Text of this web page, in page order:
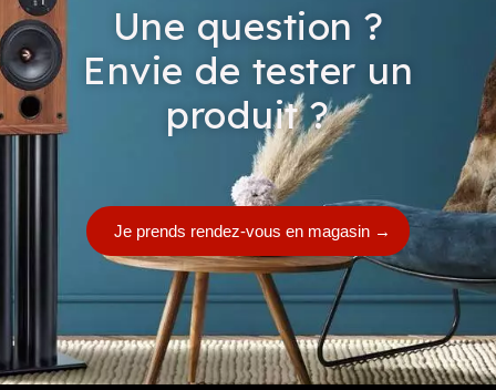
Une question ?
Envie de tester un
produit ?
Je prends rendez-vous en magasin →